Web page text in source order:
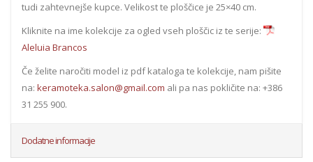
tudi zahtevnejše kupce. Velikost te ploščice je 25×40 cm.
Kliknite na ime kolekcije za ogled vseh ploščic iz te serije:
Aleluia Brancos
Če želite naročiti model iz pdf kataloga te kolekcije, nam pišite
na: keramoteka.salon@gmail.com ali pa nas pokličite na: +386
31 255 900.
Dodatne informacije